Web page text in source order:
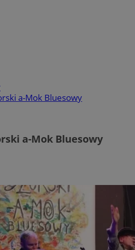
a-Mok Bluesowy
a-Mok Bluesowy